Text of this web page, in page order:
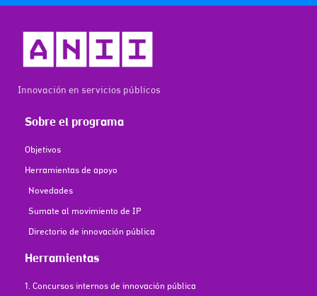
Innovación en servicios públicos
Sobre el programa
Objetivos
Herramientas de apoyo
Novedades
Sumate al movimiento de IP
Directorio de innovación pública
Herramientas
1. Concursos internos de innovación pública